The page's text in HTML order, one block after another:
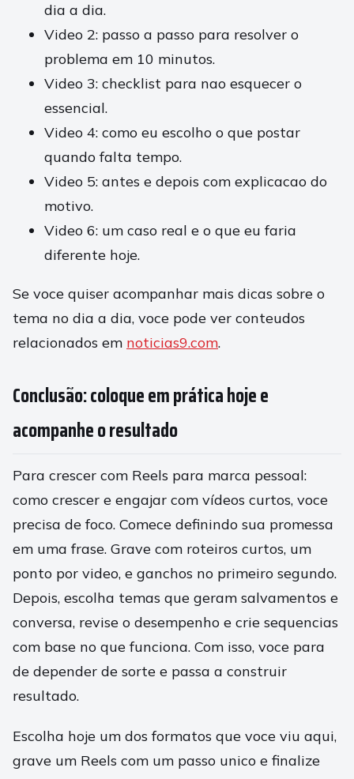
dia a dia.
Video 2: passo a passo para resolver o
problema em 10 minutos.
Video 3: checklist para nao esquecer o
essencial.
Video 4: como eu escolho o que postar
quando falta tempo.
Video 5: antes e depois com explicacao do
motivo.
Video 6: um caso real e o que eu faria
diferente hoje.
Se voce quiser acompanhar mais dicas sobre o
tema no dia a dia, voce pode ver conteudos
relacionados em noticias9.com.
Conclusão: coloque em prática hoje e
acompanhe o resultado
Para crescer com Reels para marca pessoal:
como crescer e engajar com vídeos curtos, voce
precisa de foco. Comece definindo sua promessa
em uma frase. Grave com roteiros curtos, um
ponto por video, e ganchos no primeiro segundo.
Depois, escolha temas que geram salvamentos e
conversa, revise o desempenho e crie sequencias
com base no que funciona. Com isso, voce para
de depender de sorte e passa a construir
resultado.
Escolha hoje um dos formatos que voce viu aqui,
grave um Reels com um passo unico e finalize